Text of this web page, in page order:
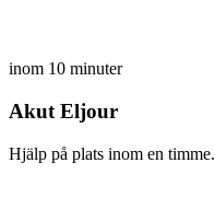
inom 10 minuter
Akut Eljour
Hjälp på plats inom en timme.